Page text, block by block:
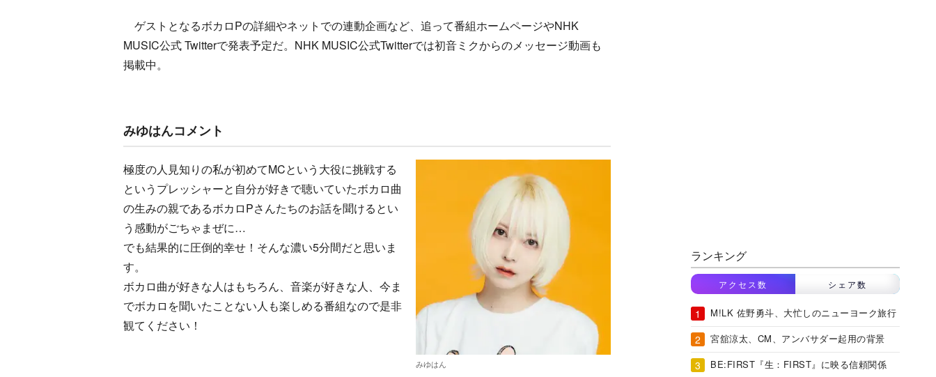
ゲストとなるボカロPの詳細やネットでの連動企画など、追って番組ホームページやNHK
MUSIC公式 Twitterで発表予定だ。NHK MUSIC公式Twitterでは初音ミクからのメッセージ動画も
掲載中。
みゆはんコメント
みゆはん
極度の人見知りの私が初めてMCという大役に挑戦する
というプレッシャーと自分が好きで聴いていたボカロ曲
の生みの親であるボカロPさんたちのお話を聞けるとい
う感動がごちゃまぜに…
でも結果的に圧倒的幸せ！そんな濃い5分間だと思いま
す。
ボカロ曲が好きな人はもちろん、音楽が好きな人、今ま
でボカロを聞いたことない人も楽しめる番組なので是非
観てください！
ランキング
アクセス数 シェア数
M!LK 佐野勇斗、大忙しのニューヨーク旅行
宮舘涼太、CM、アンバサダー起用の背景
BE:FIRST『生：FIRST』に映る信頼関係